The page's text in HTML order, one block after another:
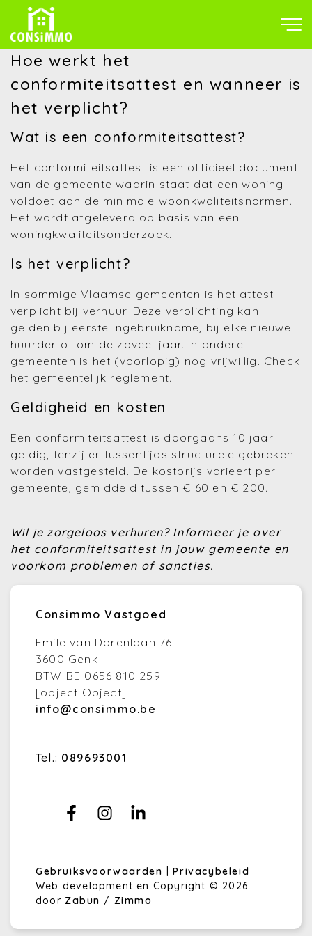
Hoe werkt het
conformiteitsattest en wanneer is
het verplicht?
Wat is een conformiteitsattest?
Het conformiteitsattest is een officieel document
van de gemeente waarin staat dat een woning
voldoet aan de minimale woonkwaliteitsnormen.
Het wordt afgeleverd op basis van een
woningkwaliteitsonderzoek.
Is het verplicht?
In sommige Vlaamse gemeenten is het attest
verplicht bij verhuur. Deze verplichting kan
gelden bij eerste ingebruikname, bij elke nieuwe
huurder of om de zoveel jaar. In andere
gemeenten is het (voorlopig) nog vrijwillig. Check
het gemeentelijk reglement.
Geldigheid en kosten
Een conformiteitsattest is doorgaans 10 jaar
geldig, tenzij er tussentijds structurele gebreken
worden vastgesteld. De kostprijs varieert per
gemeente, gemiddeld tussen € 60 en € 200.
Wil je zorgeloos verhuren? Informeer je over
het conformiteitsattest in jouw gemeente en
voorkom problemen of sancties.
Consimmo Vastgoed
Emile van Dorenlaan 76
3600 Genk
BTW BE 0656 810 259
[object Object]
info@consimmo.be
Tel.: 089693001
Gebruiksvoorwaarden |Privacybeleid
Web development en Copyright © 2026
door Zabun / Zimmo